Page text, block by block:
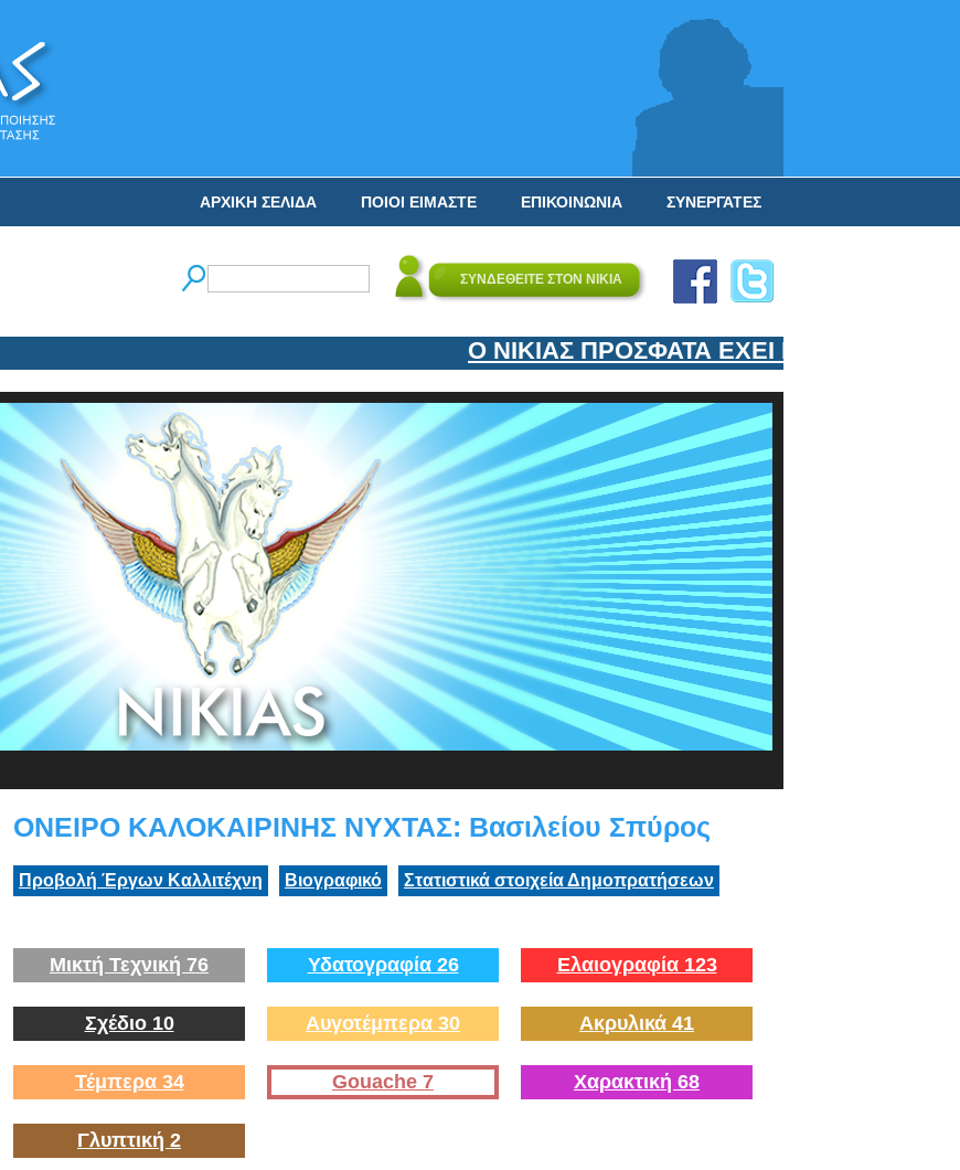
ΣΥΝΕΡΓΑΤΕΣ
ΕΠΙΚΟΙΝΩΝΙΑ
ΠΟΙΟΙ ΕΙΜΑΣΤΕ
ΑΡΧΙΚΗ ΣΕΛΙΔΑ
ΣΥΝΔΕΘΕΙΤΕ ΣΤΟΝ ΝΙΚΙΑ
Ο ΝΙΚΙΑΣ ΠΡΟΣΦΑΤΑ ΕΧΕΙ ΕΝΤΑΞΕΙ ΣΤΟΝ
ΟΝΕΙΡΟ ΚΑΛΟΚΑΙΡΙΝΗΣ ΝΥΧΤΑΣ: Βασιλείου Σπύρος
Προβολή Έργων Καλλιτέχνη Βιογραφικό Στατιστικά στοιχεία Δημοπρατήσεων
Μικτή Τεχνική 76 Υδατογραφία 26 Ελαιογραφία 123
Σχέδιο 10 Αυγοτέμπερα 30 Ακρυλικά 41
Τέμπερα 34 Gouache 7 Χαρακτική 68
Γλυπτική 2